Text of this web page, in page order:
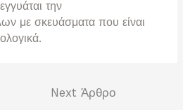
εγγυάται την
με σκευάσματα που είναι
Next Άρθρο